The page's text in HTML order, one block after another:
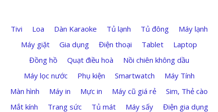
Tivi Loa Dàn Karaoke Tủ lạnh Tủ đông
Máy lạnh
Máy giặt
Gia dụng Điện thoại Tablet
Laptop
Đồng hồ
Quạt điều hoà
Nồi chiên không dầu
Máy lọc nước
Phụ kiện Smartwatch
Máy Tính
Màn hình
Máy in Mực in Máy cũ giá rẻ
Sim, Thẻ cào
Mắt kính
Trang sức Tủ mát Máy sấy
Điện gia dụng